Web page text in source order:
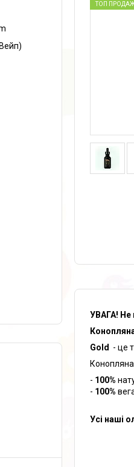
ТОП
УВАГА! Не
Gold - це
- 100%
- 100%
Усі наші